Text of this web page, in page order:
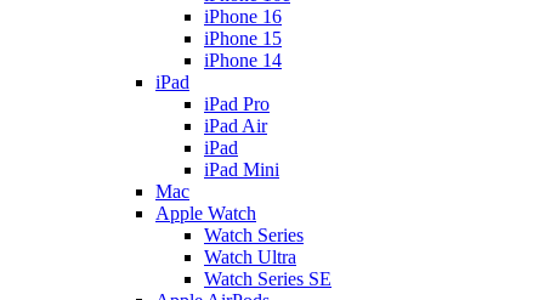
iPhone 16
iPhone 15
iPhone 14
iPad
iPad Pro
iPad Air
iPad
iPad Mini
Mac
Apple Watch
Watch Series
Watch Ultra
Watch Series SE